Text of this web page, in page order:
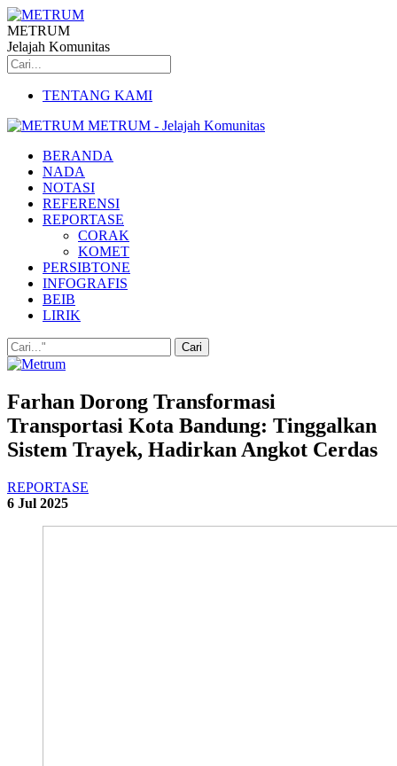
METRUM
Jelajah Komunitas
TENTANG KAMI
METRUM - Jelajah Komunitas
BERANDA
NADA
NOTASI
REFERENSI
REPORTASE
CORAK
KOMET
PERSIBTONE
INFOGRAFIS
BEIB
LIRIK
Farhan Dorong Transformasi
Transportasi Kota Bandung: Tinggalkan
Sistem Trayek, Hadirkan Angkot Cerdas
REPORTASE
6 Jul 2025